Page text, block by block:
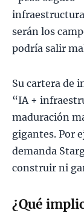
serán los
podría salir
Su cartera de
“IA +
maduración
gigantes. Por
demanda
construir ni
¿Qué